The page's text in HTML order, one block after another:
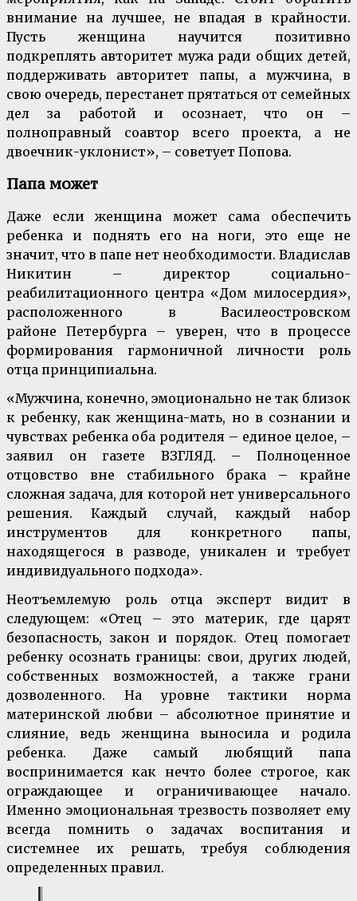
внимание на лучшее, не впадая в крайности.
Пусть женщина научится позитивно
подкреплять авторитет мужа ради общих детей,
поддерживать авторитет папы, а мужчина, в
свою очередь, перестанет прятаться от семейных
дел за работой и осознает, что он –
полноправный соавтор всего проекта, а не
двоечник-уклонист», – советует Попова.
Папа может
Даже если женщина может сама обеспечить
ребенка и поднять его на ноги, это еще не
значит, что в папе нет необходимости. Владислав
Никитин – директор социально-
реабилитационного центра «Дом милосердия»,
расположенного в Василеостровском
районе Петербурга – уверен, что в процессе
формирования гармоничной личности роль
отца принципиальна.
«Мужчина, конечно, эмоционально не так близок
к ребенку, как женщина-мать, но в сознании и
чувствах ребенка оба родителя – единое целое, –
заявил он газете ВЗГЛЯД. – Полноценное
отцовство вне стабильного брака – крайне
сложная задача, для которой нет универсального
решения. Каждый случай, каждый набор
инструментов для конкретного папы,
находящегося в разводе, уникален и требует
индивидуального подхода».
Неотъемлемую роль отца эксперт видит в
следующем: «Отец – это материк, где царят
безопасность, закон и порядок. Отец помогает
ребенку осознать границы: свои, других людей,
собственных возможностей, а также грани
дозволенного. На уровне тактики норма
материнской любви – абсолютное принятие и
слияние, ведь женщина выносила и родила
ребенка. Даже самый любящий папа
воспринимается как нечто более строгое, как
ограждающее и ограничивающее начало.
Именно эмоциональная трезвость позволяет ему
всегда помнить о задачах воспитания и
системнее их решать, требуя соблюдения
определенных правил.